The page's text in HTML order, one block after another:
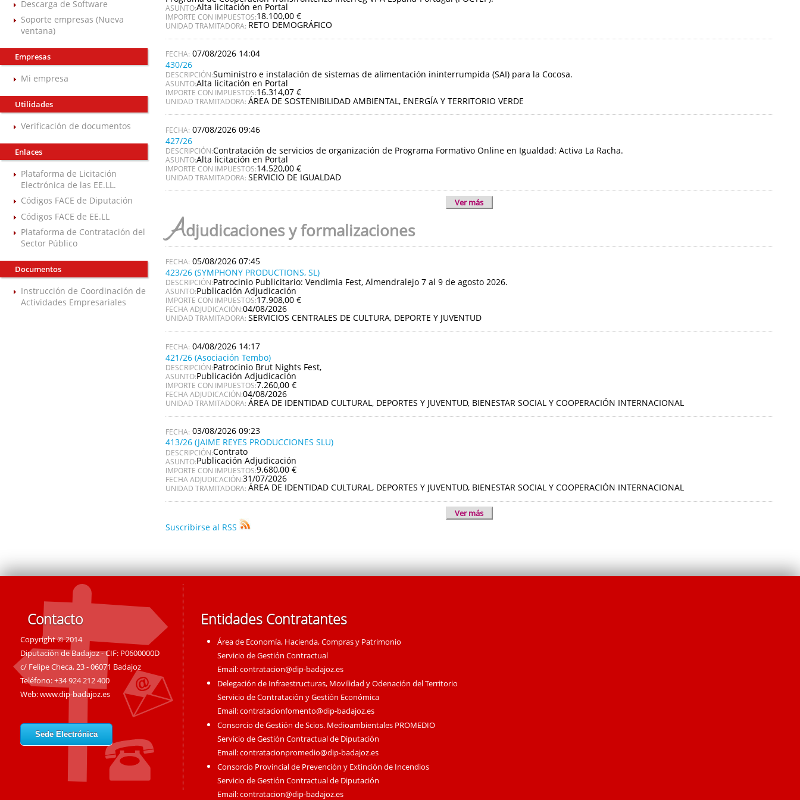
Descarga de Software
Soporte empresas (Nueva
ventana)
Empresas
Mi empresa
Utilidades
Verificación de documentos
Enlaces
Plataforma de Licitación
Electrónica de las EE.LL.
Códigos FACE de Diputación
Códigos FACE de EE.LL
Plataforma de Contratación del
Sector Público
Documentos
Instrucción de Coordinación de
Actividades Empresariales
ASUNTO:Alta licitación en Portal
IMPORTE CON IMPUESTOS:18.100,00 €
UNIDAD TRAMITADORA: RETO DEMOGRÁFICO
07/08/2026 14:04
430/26
DESCRIPCIÓN:Suministro e instalación de sistemas de alimentación ininterrumpida (SAI) para la Cocosa.
ASUNTO:Alta licitación en Portal
IMPORTE CON IMPUESTOS:16.314,07 €
UNIDAD TRAMITADORA: ÁREA DE SOSTENIBILIDAD AMBIENTAL, ENERGÍA Y TERRITORIO VERDE
07/08/2026 09:46
427/26
DESCRIPCIÓN:Contratación de servicios de organización de Programa Formativo Online en Igualdad: Activa La Racha.
ASUNTO:Alta licitación en Portal
IMPORTE CON IMPUESTOS:14.520,00 €
UNIDAD TRAMITADORA: SERVICIO DE IGUALDAD
Ver más
Adjudicaciones y formalizaciones
05/08/2026 07:45
423/26 (SYMPHONY PRODUCTIONS, SL)
DESCRIPCIÓN:Patrocinio Publicitario: Vendimia Fest, Almendralejo 7 al 9 de agosto 2026.
ASUNTO:Publicación Adjudicación
IMPORTE CON IMPUESTOS:17.908,00 €
FECHA ADJUDICACIÓN:04/08/2026
UNIDAD TRAMITADORA: SERVICIOS CENTRALES DE CULTURA, DEPORTE Y JUVENTUD
04/08/2026 14:17
421/26 (Asociación Tembo)
DESCRIPCIÓN:Patrocinio Brut Nights Fest,
ASUNTO:Publicación Adjudicación
IMPORTE CON IMPUESTOS:7.260,00 €
FECHA ADJUDICACIÓN:04/08/2026
UNIDAD TRAMITADORA: ÁREA DE IDENTIDAD CULTURAL, DEPORTES Y JUVENTUD, BIENESTAR SOCIAL Y COOPERACIÓN INTERNACIONAL
03/08/2026 09:23
413/26 (JAIME REYES PRODUCCIONES SLU)
DESCRIPCIÓN:Contrato
ASUNTO:Publicación Adjudicación
IMPORTE CON IMPUESTOS:9.680,00 €
FECHA ADJUDICACIÓN:31/07/2026
UNIDAD TRAMITADORA: ÁREA DE IDENTIDAD CULTURAL, DEPORTES Y JUVENTUD, BIENESTAR SOCIAL Y COOPERACIÓN INTERNACIONAL
Ver más
Suscribirse al RSS
Contacto
Copyright © 2014
Diputación de Badajoz - CIF: P0600000D
c/ Felipe Checa, 23 - 06071 Badajoz
Teléfono: +34 924 212 400
Web:www.dip-badajoz.es
Sede Electrónica
Entidades Contratantes
Área de Economía, Hacienda, Compras y Patrimonio
Servicio de Gestión Contractual
Email:contratacion@dip-badajoz.es
Delegación de Infraestructuras, Movilidad y Odenación del Territorio
Servicio de Contratación y Gestión Económica
Email:contratacionfomento@dip-badajoz.es
Consorcio de Gestión de Scios. Medioambientales PROMEDIO
Servicio de Gestión Contractual de Diputación
Email:contratacionpromedio@dip-badajoz.es
Consorcio Provincial de Prevención y Extinción de Incendios
Servicio de Gestión Contractual de Diputación
Email:contratacion@dip-badajoz.es